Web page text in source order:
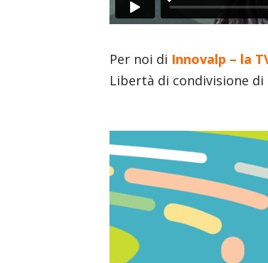
Per noi di Innovalp – la
Libertà di condivisione